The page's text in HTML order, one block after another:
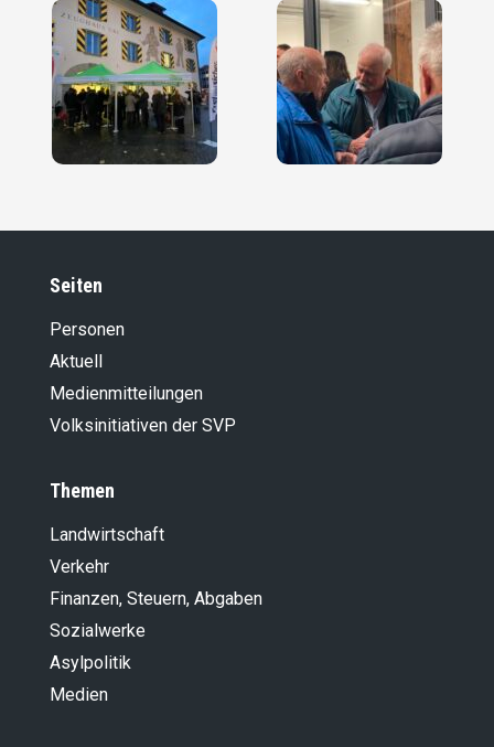
Seiten
Personen
Aktuell
Medienmitteilungen
Volksinitiativen der SVP
Themen
Landwirt­schaft
Verkehr
Finanzen, Steuern, Abgaben
Sozialwerke
Asylpolitik
Medien